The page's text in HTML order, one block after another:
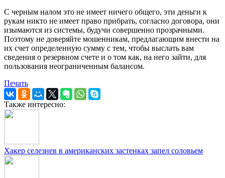
С черным налом это не имеет ничего общего, эти деньги к
рукам никто не имеет право прибрать, согласно договора, они
изымаются из системы, будучи совершенно прозрачными.
Поэтому не доверяйте мошенникам, предлагающим внести на
их счет определенную сумму с тем, чтобы выслать вам
сведения о резервном счете и о том как, на него зайти, для
пользования неограниченным балансом.
Печать
Также интересно:
Хакер селезнев в американских застенках запел соловьем